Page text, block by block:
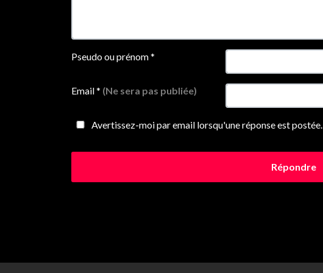
Pseudo ou prénom*
Email* (Ne sera pas publiée)
Avertissez-moi par email lorsqu'une réponse est postée.
Répondre